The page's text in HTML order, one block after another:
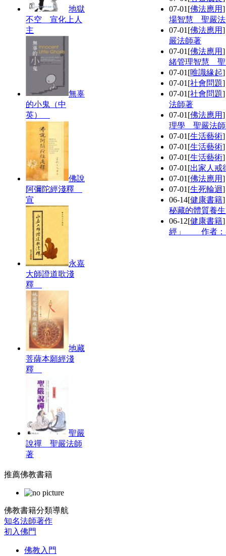
地獄
不空 宣化上人
主
無辜
的小鬼（中
英）
佛說
阿彌陀經淺釋
宣
永嘉
大師證道歌淺
釋
地藏
菩薩本願經淺
釋
聖嚴
說禪 聖嚴法師
著
07-01 [佛法應用
場智慧 聖嚴
07-01 [佛法應用
嚴法師著
07-01 [佛法應用
緒管理智慧
07-01 [唯識緣起
07-01 [社會問題
07-01 [社會問題
法師著
07-01 [佛法應用
理學 聖嚴法
07-01 [生活藝術
07-01 [生活藝術
07-01 [生活藝術
07-01 [出家人戒
07-01 [佛法應用
07-01 [生死輪迴
06-14[健康書籍
秘藏的體質養
06-12[健康書籍
經」 作者：
推薦佛教書籍
佛教書籍分類導航
知名法師著作
初入佛門
佛教入門